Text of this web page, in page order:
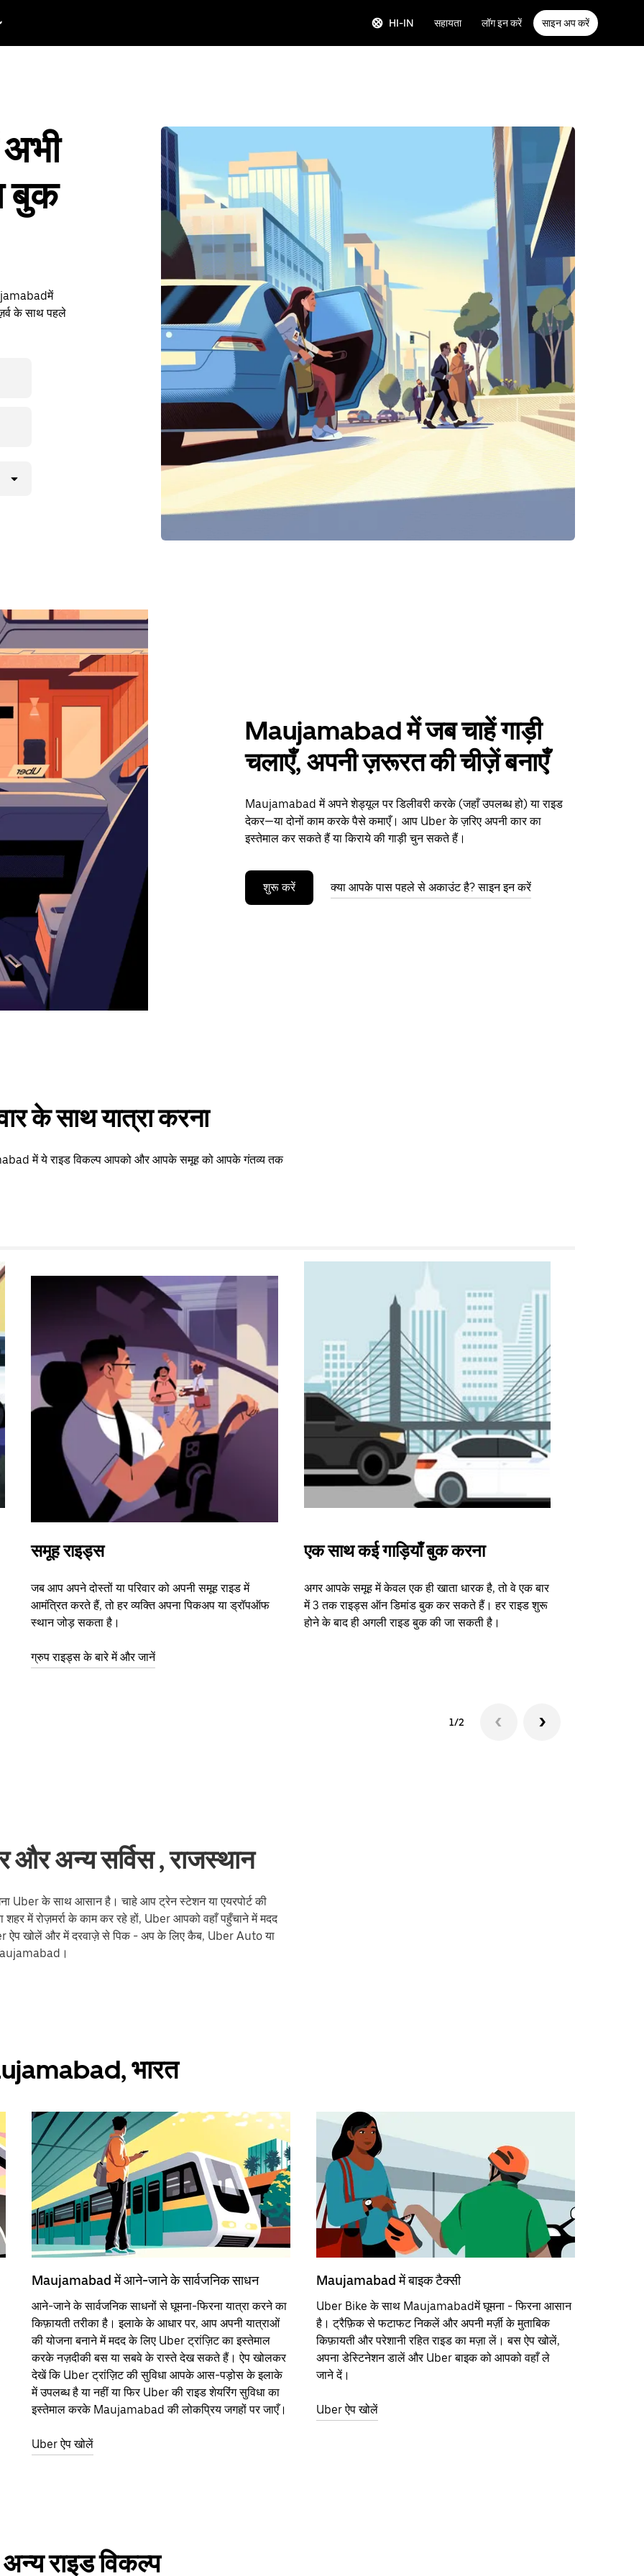
HI-IN सहायता लॉग इन करें साइन अप करें
बुक
के साथ पहले
Maujamabad में जब चाहें गाड़ी
चलाएँ, अपनी ज़रूरत की चीज़ें बनाएँ
Maujamabad में अपने शेड्यूल पर डिलीवरी करके (जहाँ उपलब्ध हो) या राइड
देकर—या दोनों काम करके पैसे कमाएँ। आप Uber के ज़रिए अपनी कार का
इस्तेमाल कर सकते हैं या किराये की गाड़ी चुन सकते हैं।
शुरू करें क्या आपके पास पहले से अकाउंट है? साइन इन करें
के साथ यात्रा करना
में ये राइड विकल्प आपको और आपके समूह को आपके गंतव्य तक
समूह राइड्स
जब आप अपने दोस्तों या परिवार को अपनी समूह राइड में
आमंत्रित करते हैं, तो हर व्यक्ति अपना पिकअप या ड्रॉपऑफ
स्थान जोड़ सकता है।
ग्रुप राइड्स के बारे में और जानें
एक साथ कई गाड़ियाँ बुक करना
अगर आपके समूह में केवल एक ही खाता धारक है, तो वे एक बार
में 3 तक राइड्स ऑन डिमांड बुक कर सकते हैं। हर राइड शुरू
होने के बाद ही अगली राइड बुक की जा सकती है।
1/2
अन्य सर्विस , राजस्थान
के साथ आसान है। चाहे आप ट्रेन स्टेशन या एयरपोर्ट की
शहर में रोज़मर्रा के काम कर रहे हों, Uber आपको वहाँ पहुँचाने में मदद
ऐप खोलें और में दरवाज़े से पिक - अप के लिए कैब, Uber Auto या
भारत
Maujamabad में आने-जाने के सार्वजनिक साधन
आने-जाने के सार्वजनिक साधनों से घूमना-फिरना यात्रा करने का
किफ़ायती तरीका है। इलाके के आधार पर, आप अपनी यात्राओं
की योजना बनाने में मदद के लिए Uber ट्रांज़िट का इस्तेमाल
करके नज़दीकी बस या सबवे के रास्ते देख सकते हैं। ऐप खोलकर
देखें कि Uber ट्रांज़िट की सुविधा आपके आस-पड़ोस के इलाके
में उपलब्ध है या नहीं या फिर Uber की राइड शेयरिंग सुविधा का
इस्तेमाल करके Maujamabad की लोकप्रिय जगहों पर जाएँ।
Uber ऐप खोलें
Maujamabad में बाइक टैक्सी
Uber Bike के साथ Maujamabadमें घूमना - फिरना आसान
है। ट्रैफ़िक से फटाफट निकलें और अपनी मर्ज़ी के मुताबिक
किफ़ायती और परेशानी रहित राइड का मज़ा लें। बस ऐप खोलें,
अपना डेस्टिनेशन डालें और Uber बाइक को आपको वहाँ ले
जाने दें।
Uber ऐप खोलें
राइड विकल्प